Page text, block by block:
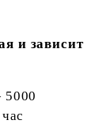
и зависит
5000